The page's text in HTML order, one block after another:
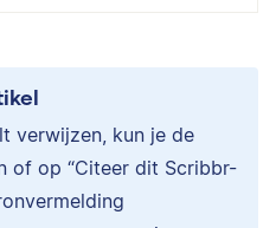
verwijzen, kun je de
of op “Citeer dit Scribbr-